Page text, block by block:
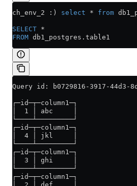
ch_env_2 :) select * from
SELECT *
FROM db1_postgres . table1
Query id: b0729816-3917-44d3-
┌─id─┬─column1─┐
│  1 │ abc     │
└────┴─────────┘
┌─id─┬─column1─┐
│  4 │ jkl     │
└────┴─────────┘
┌─id─┬─column1─┐
│  3 │ ghi     │
└────┴─────────┘
┌─id─┬─column1─┐